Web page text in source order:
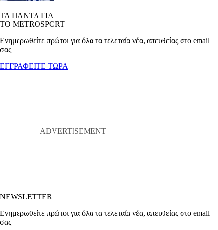
ΤΑ ΠΑΝΤΑ ΓΙΑ
ΤΟ METROSPORT
Ενημερωθείτε πρώτοι για όλα τα τελεταία νέα, απευθείας στο email
σας
ΕΓΓΡΑΦΕΙΤΕ ΤΩΡΑ
NEWSLETTER
Ενημερωθείτε πρώτοι για όλα τα τελεταία νέα, απευθείας στο email
σας